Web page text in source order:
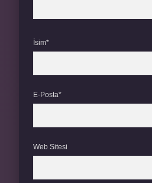
İsim*
E-Posta*
Web Sitesi